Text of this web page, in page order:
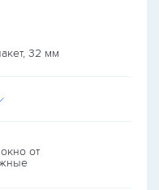
32 мм